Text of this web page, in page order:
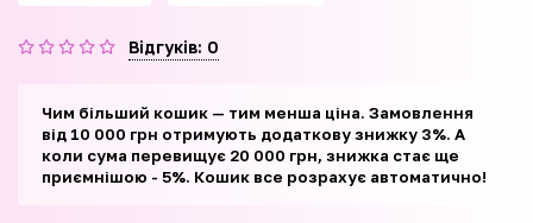
Відгуків: 0
Чим більший кошик — тим менша ціна. Замовлення
від 10 000 грн отримують додаткову знижку 3%. А
коли сума перевищує 20 000 грн, знижка стає ще
приємнішою - 5%. Кошик все розрахує автоматично!